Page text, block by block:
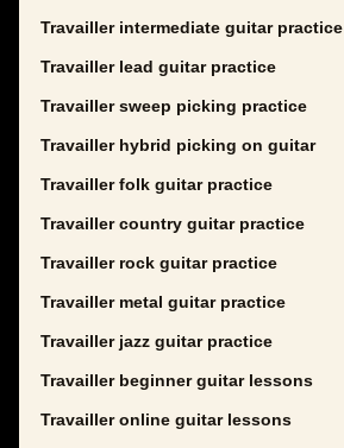
Travailler intermediate guitar practice
Travailler lead guitar practice
Travailler sweep picking practice
Travailler hybrid picking on guitar
Travailler folk guitar practice
Travailler country guitar practice
Travailler rock guitar practice
Travailler metal guitar practice
Travailler jazz guitar practice
Travailler beginner guitar lessons
Travailler online guitar lessons